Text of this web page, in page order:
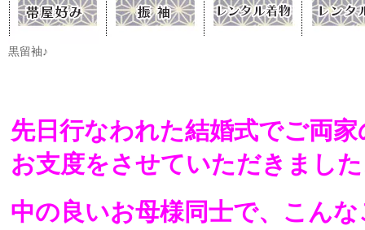
黒留袖♪
先日行なわれた結婚式でご両
お支度をさせていただきまし
中の良いお母様同士で、こん